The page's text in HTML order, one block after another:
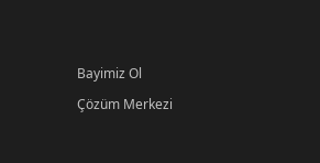
Bayimiz Ol
Çözüm Merkezi